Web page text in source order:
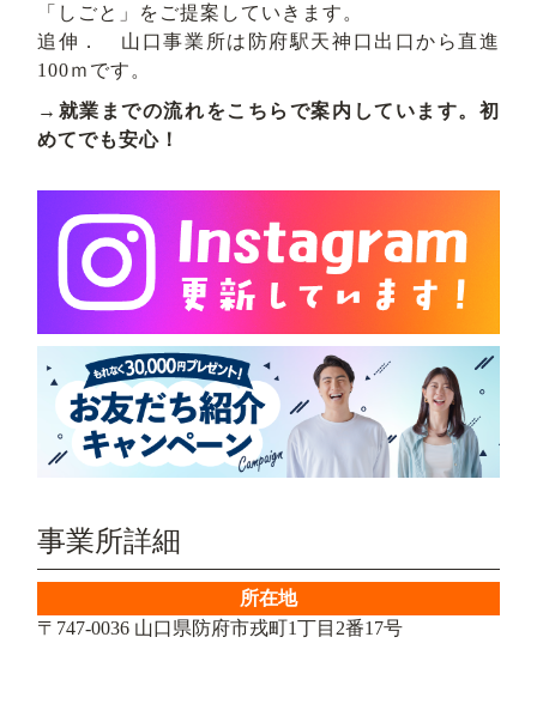
「しごと」をご提案していきます。
追伸． 山口事業所は防府駅天神口出口から直進
100ｍです。
→就業までの流れをこちらで案内しています。初
めてでも安心！
事業所詳細
所在地
〒747-0036 山口県防府市戎町1丁目2番17号